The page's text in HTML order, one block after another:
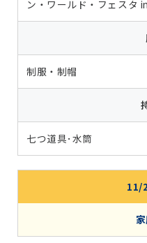
ン・ワールド・フェスタ
制服・制帽
七つ道具･水筒
11/